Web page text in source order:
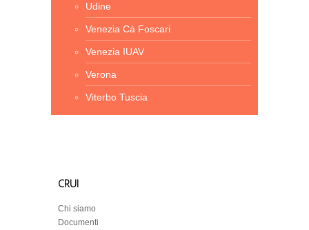
Udine
Venezia Cà Foscari
Venezia IUAV
Verona
Viterbo Tuscia
CRUI
Chi siamo
Documenti